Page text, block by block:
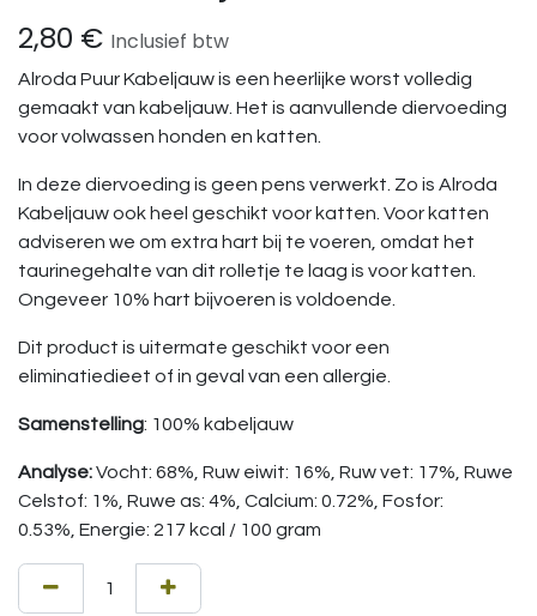
2,80 € Inclusief btw
Alroda Puur Kabeljauw is een heerlijke worst volledig
gemaakt van kabeljauw. Het is aanvullende diervoeding
voor volwassen honden en katten.
In deze diervoeding is geen pens verwerkt. Zo is Alroda
Kabeljauw ook heel geschikt voor katten. Voor katten
adviseren we om extra hart bij te voeren, omdat het
taurinegehalte van dit rolletje te laag is voor katten.
Ongeveer 10% hart bijvoeren is voldoende.
Dit product is uitermate geschikt voor een
eliminatiedieet of in geval van een allergie.
Samenstelling: 100% kabeljauw
Analyse:Vocht: 68%, Ruw eiwit: 16%, Ruw vet: 17%, Ruwe
Celstof: 1%, Ruwe as: 4%, Calcium: 0.72%, Fosfor:
0.53%, Energie: 217 kcal / 100 gram